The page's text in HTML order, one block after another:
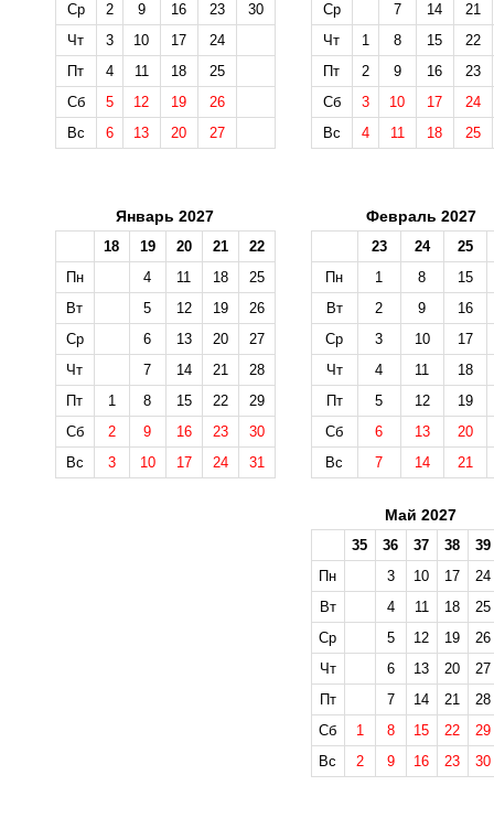
Ср
2 9 16 23
30
Чт
3 10 17
24
Пт
4 11 18
25
Сб
5 12 19
26
Вс
6 13 20 27
Ср
7 14
21
Чт
1 8 15
22
Пт
2 9 16
23
Сб
3 10 17
24
Вс
4 11 18 25
Январь 2027
18 19 20 21
22
Пн
4 11 18
25
Вт
5 12 19
26
Ср
6 13 20
27
Чт
7 14 21
28
Пт
1 8 15 22
29
Сб
2 9 16 23
30
Вс
3 10 17 24 31
Февраль 2027
23 24
25
Пн
1 8
15
Вт
2 9
16
Ср
3 10
17
Чт
4 11
18
Пт
5 12
19
Сб
6 13
20
Вс
7 14 21
Май 2027
35 36 37 38
39
Пн
3 10 17
24
Вт
4 11 18
25
Ср
5 12 19
26
Чт
6 13 20
27
Пт
7 14 21
28
Сб
1 8 15 22
29
Вс
2 9 16 23 30